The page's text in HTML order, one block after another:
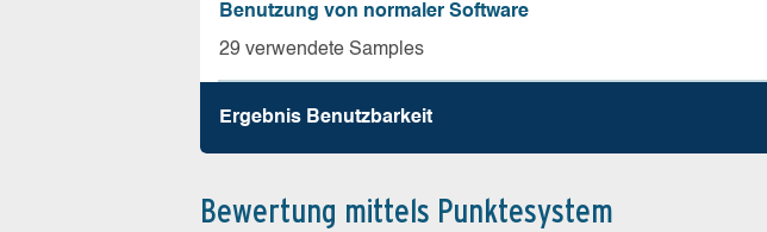
Benutzung von normaler Software
29 verwendete Samples
Ergebnis Benutz­barkeit
Bewertung mittels Punktesystem